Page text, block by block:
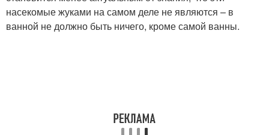
насекомые жуками на самом деле не являются – в
ванной не должно быть ничего, кроме самой ванны.